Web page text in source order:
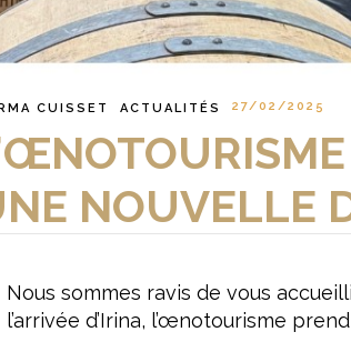
CUISSET ACTUALITÉS 27/02/2025
NOUVELLE
Nous sommes ravis de vous
l’arrivée d’Irina, l’œnotourisme